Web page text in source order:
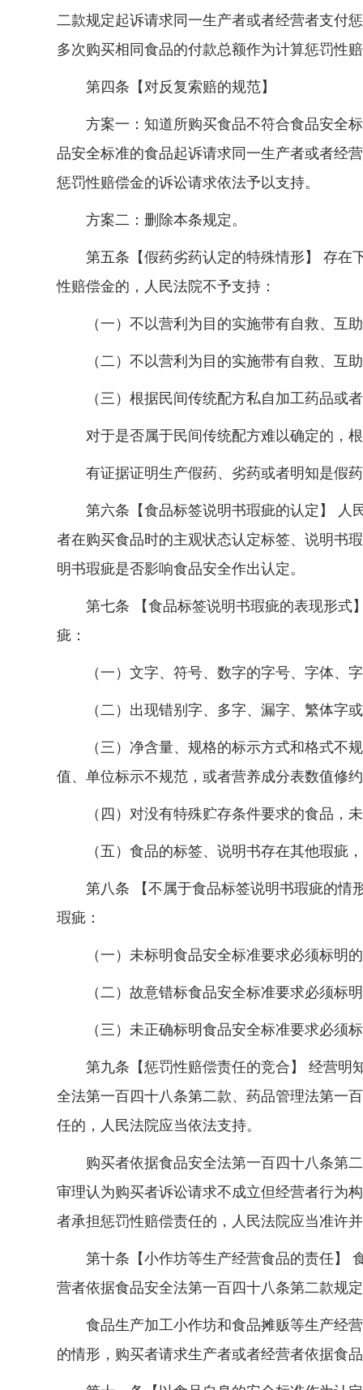
二款规定起诉请求同一生产者或者经营者支付
多次购买相同食品的付款总额作为计算惩罚性
第四条【对反复索赔的规范】
方案一：知道所购买食品不符合食品安全标
品安全标准的食品起诉请求同一生产者或者经
惩罚性赔偿金的诉讼请求依法予以支持。
方案二：删除本条规定。
第五条【假药劣药认定的特殊情形】 存在下
性赔偿金的，人民法院不予支持：
（一）不以营利为目的实施带有自救、互助
（二）不以营利为目的实施带有自救、互助
（三）根据民间传统配方私自加工药品或者
对于是否属于民间传统配方难以确定的，根
有证据证明生产假药、劣药或者明知是假药
第六条【食品标签说明书瑕疵的认定】 人民
者在购买食品时的主观状态认定标签、说明书
明书瑕疵是否影响食品安全作出认定。
第七条 【食品标签说明书瑕疵的表现形式】
疵：
（一）文字、符号、数字的字号、字体、字
（二）出现错别字、多字、漏字、繁体字或
（三）净含量、规格的标示方式和格式不规
值、单位标示不规范，或者营养成分表数值修
（四）对没有特殊贮存条件要求的食品，未
（五）食品的标签、说明书存在其他瑕疵，
第八条 【不属于食品标签说明书瑕疵的情形
瑕疵：
（一）未标明食品安全标准要求必须标明
（二）故意错标食品安全标准要求必须标明
（三）未正确标明食品安全标准要求必须标
第九条【惩罚性赔偿责任的竞合】 经营明知
全法第一百四十八条第二款、药品管理法第一
任的，人民法院应当依法支持。
购买者依据食品安全法第一百四十八条第二
审理认为购买者诉讼请求不成立但经营者行为
者承担惩罚性赔偿责任的，人民法院应当准许
第十条【小作坊等生产经营食品的责任】 食
营者依据食品安全法第一百四十八条第二款规
食品生产加工小作坊和食品摊贩等生产经营
的情形，购买者请求生产者或者经营者依据食